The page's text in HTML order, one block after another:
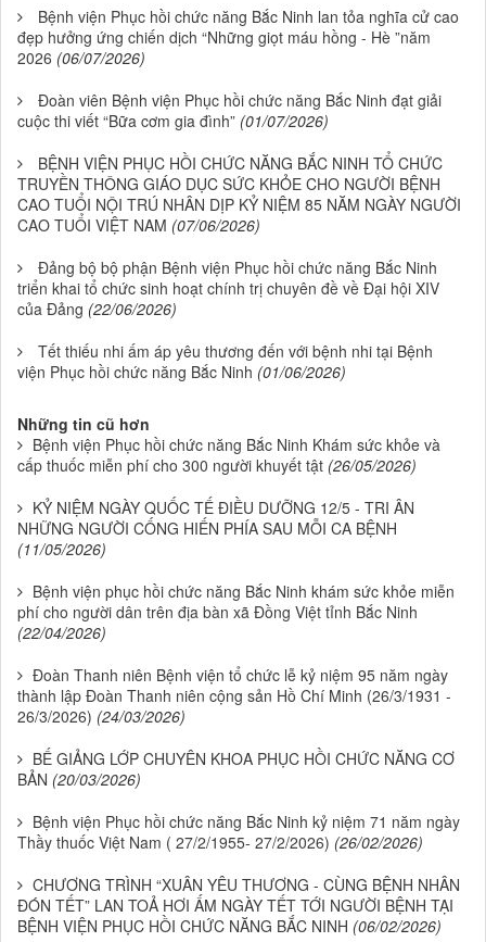
Bệnh viện Phục hồi chức năng Bắc Ninh lan tỏa nghĩa cử cao
đẹp hưởng ứng chiến dịch “Những giọt máu hồng - Hè ”năm
2026 (06/07/2026)
Đoàn viên Bệnh viện Phục hồi chức năng Bắc Ninh đạt giải
cuộc thi viết “Bữa cơm gia đình” (01/07/2026)
BỆNH VIỆN PHỤC HỒI CHỨC NĂNG BẮC NINH TỔ CHỨC
TRUYỀN THÔNG GIÁO DỤC SỨC KHỎE CHO NGƯỜI BỆNH
CAO TUỔI NỘI TRÚ NHÂN DỊP KỶ NIỆM 85 NĂM NGÀY NGƯỜI
CAO TUỔI VIỆT NAM (07/06/2026)
Đảng bộ bộ phận Bệnh viện Phục hồi chức năng Bắc Ninh
triển khai tổ chức sinh hoạt chính trị chuyên đề về Đại hội XIV
của Đảng (22/06/2026)
Tết thiếu nhi ấm áp yêu thương đến với bệnh nhi tại Bệnh
viện Phục hồi chức năng Bắc Ninh (01/06/2026)
Những tin cũ hơn
Bệnh viện Phục hồi chức năng Bắc Ninh Khám sức khỏe và
cấp thuốc miễn phí cho 300 người khuyết tật (26/05/2026)
KỶ NIỆM NGÀY QUỐC TẾ ĐIỀU DƯỠNG 12/5 - TRI ÂN
NHỮNG NGƯỜI CỐNG HIẾN PHÍA SAU MỖI CA BỆNH
(11/05/2026)
Bệnh viện phục hồi chức năng Bắc Ninh khám sức khỏe miễn
phí cho người dân trên địa bàn xã Đồng Việt tỉnh Bắc Ninh
(22/04/2026)
Đoàn Thanh niên Bệnh viện tổ chức lễ kỷ niệm 95 năm ngày
thành lập Đoàn Thanh niên cộng sản Hồ Chí Minh (26/3/1931 -
26/3/2026) (24/03/2026)
BẾ GIẢNG LỚP CHUYÊN KHOA PHỤC HỒI CHỨC NĂNG CƠ
BẢN (20/03/2026)
Bệnh viện Phục hồi chức năng Bắc Ninh kỷ niệm 71 năm ngày
Thầy thuốc Việt Nam ( 27/2/1955- 27/2/2026) (26/02/2026)
CHƯƠNG TRÌNH “XUÂN YÊU THƯƠNG - CÙNG BỆNH NHÂN
ĐÓN TẾT” LAN TOẢ HƠI ẤM NGÀY TẾT TỚI NGƯỜI BỆNH TẠI
BỆNH VIỆN PHỤC HỒI CHỨC NĂNG BẮC NINH (06/02/2026)